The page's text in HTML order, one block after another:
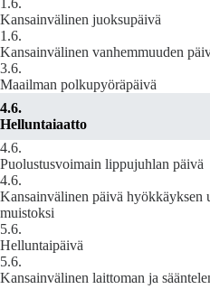
Kansainvälinen juoksupäivä
1.6.
Kansainvälinen vanhemmuuden
3.6.
Maailman polkupyöräpäivä
4.6.
Helluntaiaatto
4.6.
Puolustusvoimain lippujuhlan päivä
4.6.
Kansainvälinen päivä hyökkäyksen
muistoksi
5.6.
Helluntaipäivä
5.6.
Kansainvälinen laittoman ja